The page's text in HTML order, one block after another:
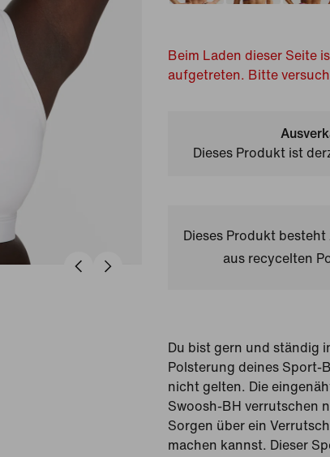
Beim Laden dieser Seite
aufgetreten. Bitte
Dieses Produkt ist
Dieses Produkt
aus recycelten
Du bist gern und ständig
Polsterung deines Sport-
nicht gelten. Die
Swoosh-BH verrutschen
Sorgen über ein
machen kannst. Dieser